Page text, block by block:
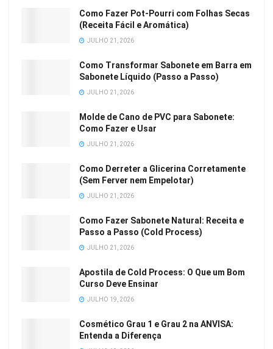
Como Fazer Pot-Pourri com Folhas Secas
(Receita Fácil e Aromática)
JULHO 21, 2026
Como Transformar Sabonete em Barra em
Sabonete Líquido (Passo a Passo)
JULHO 21, 2026
Molde de Cano de PVC para Sabonete:
Como Fazer e Usar
JULHO 21, 2026
Como Derreter a Glicerina Corretamente
(Sem Ferver nem Empelotar)
JULHO 21, 2026
Como Fazer Sabonete Natural: Receita e
Passo a Passo (Cold Process)
JULHO 21, 2026
Apostila de Cold Process: O Que um Bom
Curso Deve Ensinar
JULHO 19, 2026
Cosmético Grau 1 e Grau 2 na ANVISA:
Entenda a Diferença